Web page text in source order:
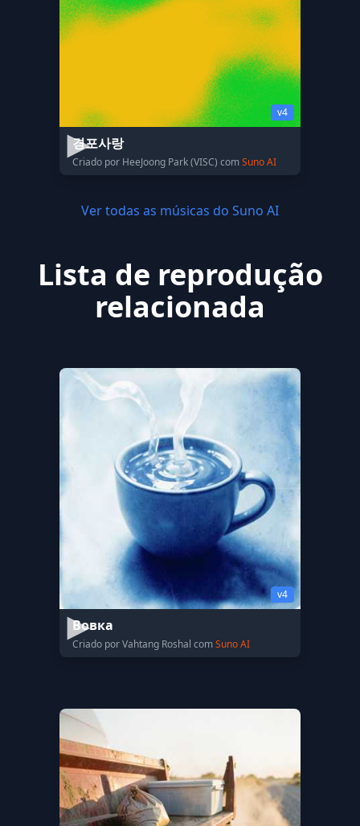
v4
경포사랑
Criado por HeeJoong Park (VISC) comSuno AI
Ver todas as músicas do Suno AI
Lista de reprodução
relacionada
v4
Вовка
Criado por Vahtang Roshal comSuno AI